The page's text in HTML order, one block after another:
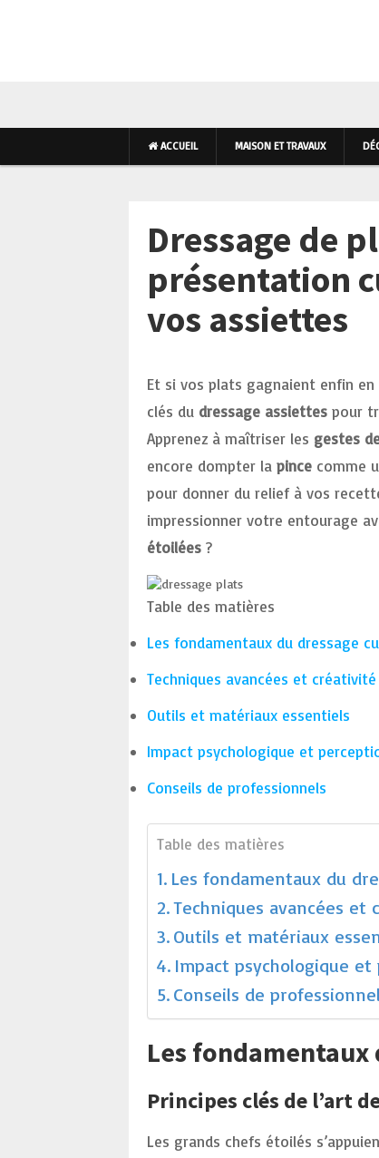
ACCUEIL MAISON ET TRAVAUX
Dressage de
présentation
vos assiettes
Et si vos plats gagnaient enfin
clés du dressage assiettes pour
Apprenez à maîtriser les gestes
encore dompter la pince comme
pour donner du relief à vos
impressionner votre entourage
étoilées ?
Table des matières
Les fondamentaux du dressage
Techniques avancées et créativité
Outils et matériaux essentiels
Impact psychologique et
Conseils de professionnels
Table des matières
Les fondamentaux du
Techniques avancées et
Outils et matériaux
Impact psychologique
Conseils de
Les
Principes clés de l’art
Les grands chefs étoilés